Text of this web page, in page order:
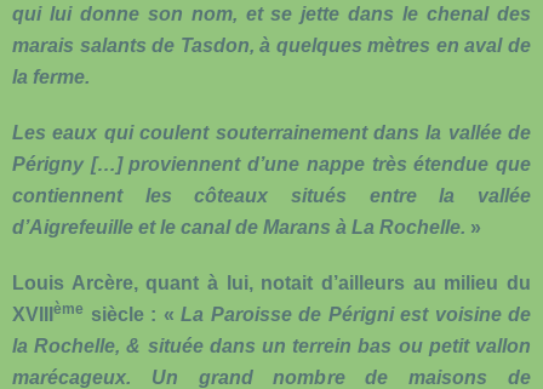
qui lui donne son nom, et se jette dans le chenal des
marais salants de Tasdon, à quelques mètres en aval de
la ferme.
Les eaux qui coulent souterrainement dans la vallée de
Périgny […] proviennent d’une nappe très étendue que
contiennent les côteaux situés entre la vallée
d’Aigrefeuille et le canal de Marans à La Rochelle. »
Louis Arcère, quant à lui, notait d’ailleurs au milieu du
XVIII
ème siècle : « La Paroisse de Périgni est voisine de
la Rochelle, & située dans un terrein bas ou petit vallon
marécageux. Un grand nombre de maisons de